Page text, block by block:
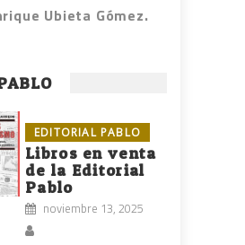
Ubieta Gómez.
EDITORIAL PABLO
Libros en venta
de la Editorial
Pablo
noviembre 13, 2025